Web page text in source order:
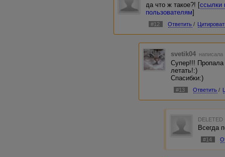
да что ж такое?! [ссылки
пользователям]
#12 Ответить /
svetik04
Супер!!! Пропала
летать!:)
Спасибки:)
#13 Ответить /
DELETED
Всегда
#14